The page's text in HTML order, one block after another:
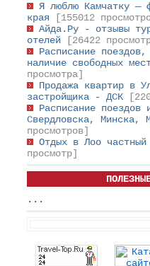
Я люблю Камчатку —
края
[155012
Айда.Ру - отзывы
отелей
[26422
Расписание
наличие свободных
просмотра]
Продажа квартир в
застройщика - ДСК
Расписание
Свердловска, Минска,
просмотров]
Отдых в Лоо частный
просмотр]
...